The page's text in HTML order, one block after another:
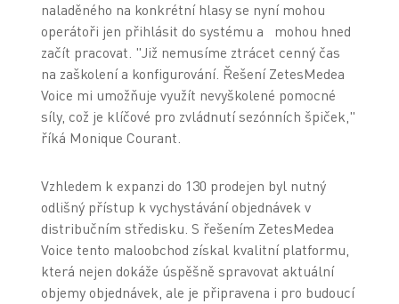
naladěného na konkrétní hlasy se nyní mohou
operátoři jen přihlásit do systému a mohou hned
začít pracovat. "Již nemusíme ztrácet cenný čas
na zaškolení a konfigurování. Řešení ZetesMedea
Voice mi umožňuje využít nevyškolené pomocné
síly, což je klíčové pro zvládnutí sezónních špiček,"
říká Monique Courant.
Vzhledem k expanzi do 130 prodejen byl nutný
odlišný přístup k vychystávání objednávek v
distribučním středisku. S řešením ZetesMedea
Voice tento maloobchod získal kvalitní platformu,
která nejen dokáže úspěšně spravovat aktuální
objemy objednávek, ale je připravena i pro budoucí